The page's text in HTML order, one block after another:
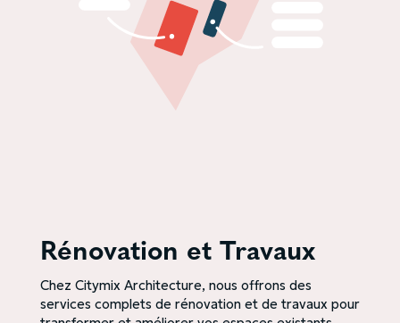
Rénovation et Travaux
Chez Citymix Architecture, nous offrons des
services complets de rénovation et de travaux pour